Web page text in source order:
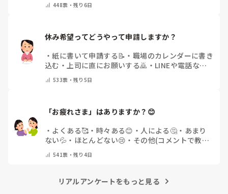
448票・残り6日
休み希望ってどうやって申請しますか？
・紙に書いて申請する📝 ・ 職場のカレンダーに書き
込む ・ 上司に直にお願いする🙇 ・ LINEや電話など
533票・残り5日
「お疲れさま」はありますか？😊
・ よくある🥰 ・ 時々ある😊 ・ 人による🤔 ・ あまり
ない💦 ・ ほとんどない😢 ・ その他(コメントで教え
541票・残り4日
リアルアンケートをもっと見る